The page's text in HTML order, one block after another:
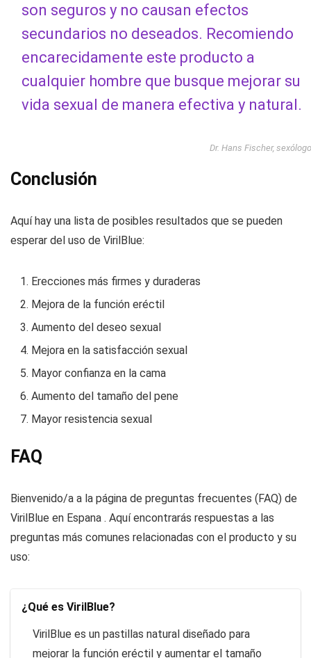
son seguros y no causan efectos
secundarios no deseados. Recomiendo
encarecidamente este producto a
cualquier hombre que busque mejorar su
vida sexual de manera efectiva y natural.
Dr. Hans Fischer, sexólogo
Conclusión
Aquí hay una lista de posibles resultados que se pueden
esperar del uso de VirilBlue:
Erecciones más firmes y duraderas
Mejora de la función eréctil
Aumento del deseo sexual
Mejora en la satisfacción sexual
Mayor confianza en la cama
Aumento del tamaño del pene
Mayor resistencia sexual
FAQ
Bienvenido/a a la página de preguntas frecuentes (FAQ) de
VirilBlue en Espana . Aquí encontrarás respuestas a las
preguntas más comunes relacionadas con el producto y su
uso:
¿Qué es VirilBlue?
VirilBlue es un pastillas natural diseñado para
mejorar la función eréctil y aumentar el tamaño